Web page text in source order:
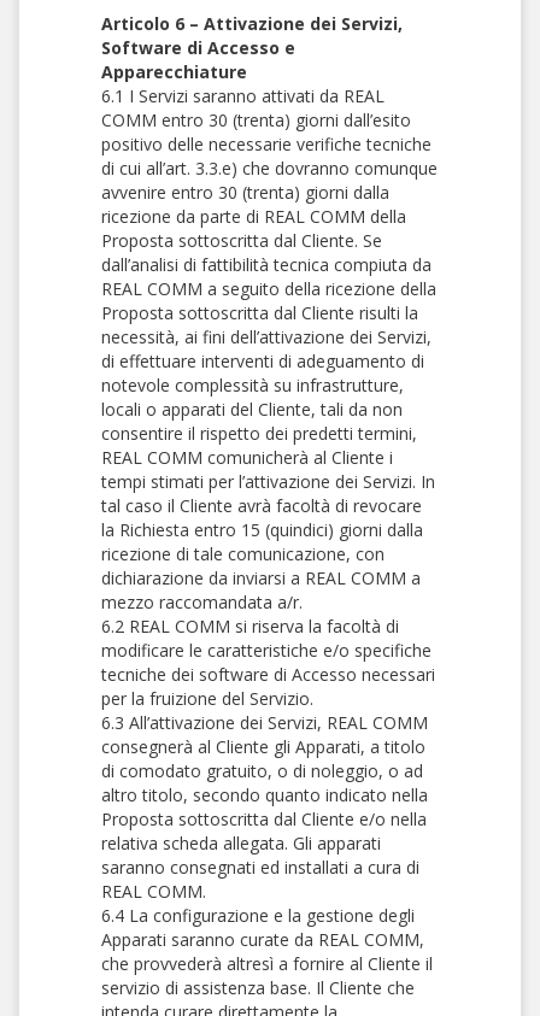
Articolo 6 – Attivazione dei Servizi,
Software di Accesso e
Apparecchiature
6.1 I Servizi saranno attivati da REAL
COMM entro 30 (trenta) giorni dall’esito
positivo delle necessarie verifiche tecniche
di cui all’art. 3.3.e) che dovranno comunque
avvenire entro 30 (trenta) giorni dalla
ricezione da parte di REAL COMM della
Proposta sottoscritta dal Cliente. Se
dall’analisi di fattibilità tecnica compiuta da
REAL COMM a seguito della ricezione della
Proposta sottoscritta dal Cliente risulti la
necessità, ai fini dell’attivazione dei Servizi,
di effettuare interventi di adeguamento di
notevole complessità su infrastrutture,
locali o apparati del Cliente, tali da non
consentire il rispetto dei predetti termini,
REAL COMM comunicherà al Cliente i
tempi stimati per l’attivazione dei Servizi. In
tal caso il Cliente avrà facoltà di revocare
la Richiesta entro 15 (quindici) giorni dalla
ricezione di tale comunicazione, con
dichiarazione da inviarsi a REAL COMM a
mezzo raccomandata a/r.
6.2 REAL COMM si riserva la facoltà di
modificare le caratteristiche e/o specifiche
tecniche dei software di Accesso necessari
per la fruizione del Servizio.
6.3 All’attivazione dei Servizi, REAL COMM
consegnerà al Cliente gli Apparati, a titolo
di comodato gratuito, o di noleggio, o ad
altro titolo, secondo quanto indicato nella
Proposta sottoscritta dal Cliente e/o nella
relativa scheda allegata. Gli apparati
saranno consegnati ed installati a cura di
REAL COMM.
6.4 La configurazione e la gestione degli
Apparati saranno curate da REAL COMM,
che provvederà altresì a fornire al Cliente il
servizio di assistenza base. Il Cliente che